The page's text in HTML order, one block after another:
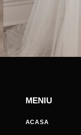
MENIU
ACASA